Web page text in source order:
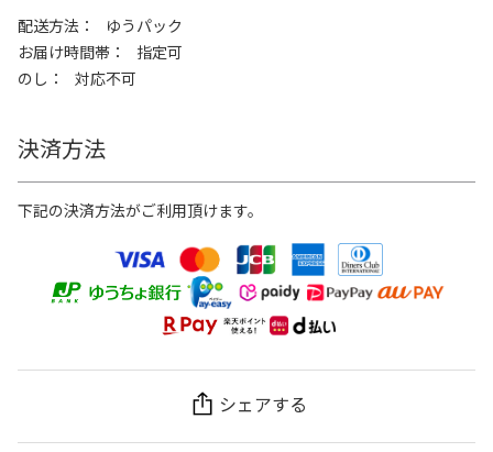
配送方法
ゆうパック
お届け時間帯
指定可
のし
対応不可
決済方法
下記の決済方法がご利用頂けます。
シェアする